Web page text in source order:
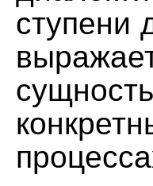
ступени